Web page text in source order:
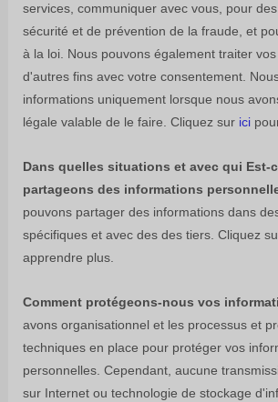
services, communiquer avec vous, pour
sécurité et de prévention de la fraude, et
à la loi. Nous pouvons également traiter
d'autres fins avec votre consentement.
informations uniquement lorsque nous
légale valable de le faire. Cliquez sur ici
Dans quelles situations et avec qui Est-
partageons des informations
pouvons partager des informations dans
spécifiques et avec desdes tiers. Cliquez
apprendre plus.
Comment protégeons-nous vos
avonsorganisationnel et les processus et
techniques en place pour protéger vos
personnelles. Cependant, aucune
sur Internet ou technologie de stockage